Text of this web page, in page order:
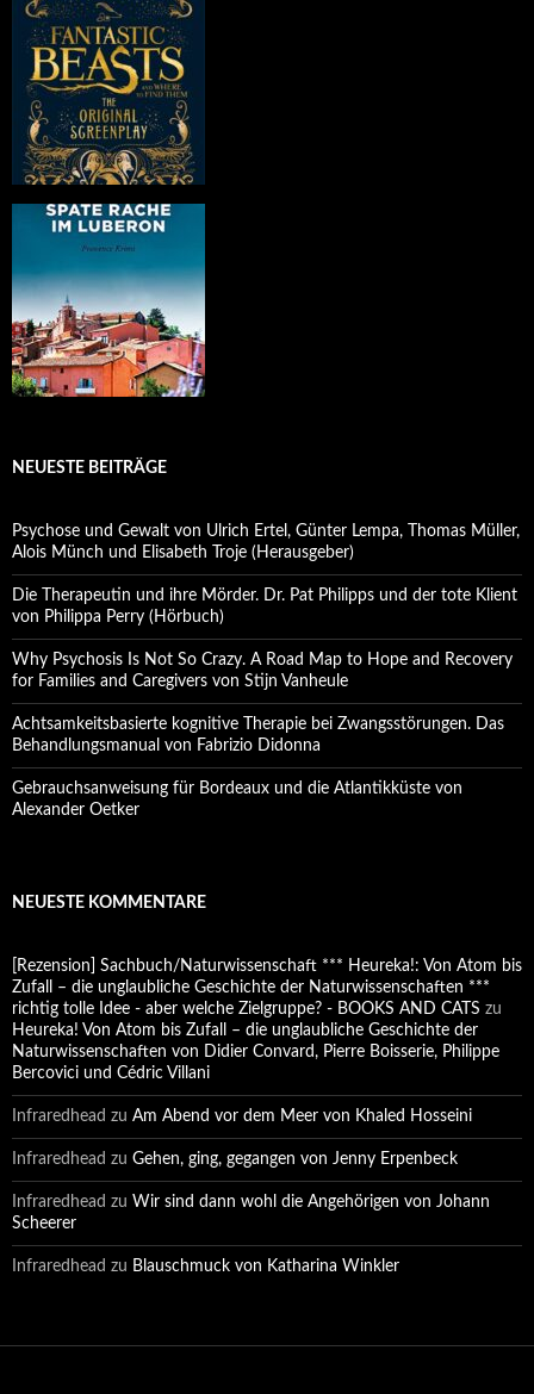
NEUESTE BEITRÄGE
Psychose und Gewalt von Ulrich Ertel, Günter Lempa, Thomas Müller,
Alois Münch und Elisabeth Troje (Herausgeber)
Die Therapeutin und ihre Mörder. Dr. Pat Philipps und der tote Klient
von Philippa Perry (Hörbuch)
Why Psychosis Is Not So Crazy. A Road Map to Hope and Recovery
for Families and Caregivers von Stijn Vanheule
Achtsamkeitsbasierte kognitive Therapie bei Zwangsstörungen. Das
Behandlungsmanual von Fabrizio Didonna
Gebrauchsanweisung für Bordeaux und die Atlantikküste von
Alexander Oetker
NEUESTE KOMMENTARE
[Rezension] Sachbuch/Naturwissenschaft *** Heureka!: Von Atom bis
Zufall – die unglaubliche Geschichte der Naturwissenschaften ***
richtig tolle Idee - aber welche Zielgruppe? - BOOKS AND CATS zu
Heureka! Von Atom bis Zufall – die unglaubliche Geschichte der
Naturwissenschaften von Didier Convard, Pierre Boisserie, Philippe
Bercovici und Cédric Villani
Infraredhead zu Am Abend vor dem Meer von Khaled Hosseini
Infraredhead zu Gehen, ging, gegangen von Jenny Erpenbeck
Infraredhead zu Wir sind dann wohl die Angehörigen von Johann
Scheerer
Infraredhead zu Blauschmuck von Katharina Winkler